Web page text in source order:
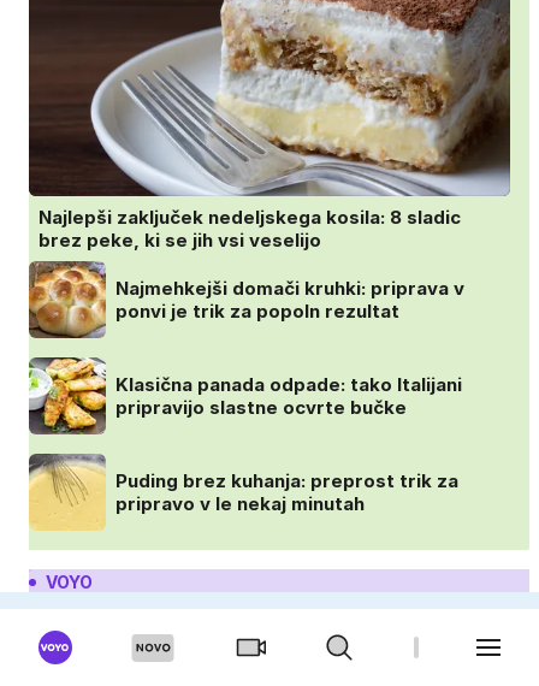
Najlepši zaključek nedeljskega kosila: 8 sladic
brez peke, ki se jih vsi veselijo
Najmehkejši domači kruhki: priprava v
ponvi je trik za popoln rezultat
Klasična panada odpade: tako Italijani
pripravijo slastne ocvrte bučke
Puding brez kuhanja: preprost trik za
pripravo v le nekaj minutah
VOYO